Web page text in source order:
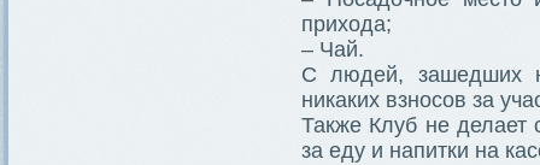
прихода;
– Чай.
С людей, зашедших
никаких взносов за
Также Клуб не делает
за еду и напитки на